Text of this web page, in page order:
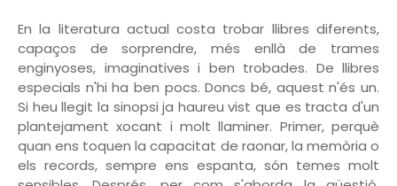
En la literatura actual costa trobar llibres diferents,
capaços de sorprendre, més enllà de trames
enginyoses, imaginatives i ben trobades. De llibres
especials n'hi ha ben pocs. Doncs bé, aquest n'és un.
Si heu llegit la sinopsi ja haureu vist que es tracta d'un
plantejament xocant i molt llaminer. Primer, perquè
quan ens toquen la capacitat de raonar, la memòria o
els records, sempre ens espanta, són temes molt